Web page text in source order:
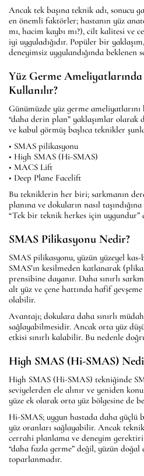
Ancak tek başına teknik adı, sonucu
en önemli faktörler; hastanın yüz
mı, hacim kaybı mı?), cilt kalitesi ve
iyi uyguladığıdır. Popüler bir
deneyimsiz uygulandığında beklenen
Yüz Germe
Kullanılır?
Günümüzde yüz germe ameliyatlarını
“daha derin plan” yaklaşımlar olarak
ve kabul görmüş başlıca teknikler
• SMAS pilikasyonu
• High SMAS (Hi-SMAS)
• MACS Lift
• Deep Plane Facelift
Bu tekniklerin her biri; sarkmanın
planına ve dokuların nasıl
“Tek bir teknik herkes için uygundur”
SMAS Pilikasyonu Nedir?
SMAS pilikasyonu, yüzün yüzeyel kas-
SMAS’ın kesilmeden katlanarak
prensibine dayanır. Daha sınırlı
alt yüz ve çene hattında hafif
olabilir.
Avantajı; dokulara daha sınırlı
sağlayabilmesidir. Ancak orta yüz
etkisi sınırlı kalabilir. Bu nedenle
High SMAS (Hi-SMAS)
High SMAS (Hi-SMAS) tekniğinde
seviyelerden ele alınır ve yeniden
yüze ek olarak orta yüz bölgesine de
Hi-SMAS; uygun hastada daha
yüz oranları sağlayabilir. Ancak
cerrahi planlama ve deneyim
“daha fazla germe” değil, yüzün doğal
toparlanmadır.